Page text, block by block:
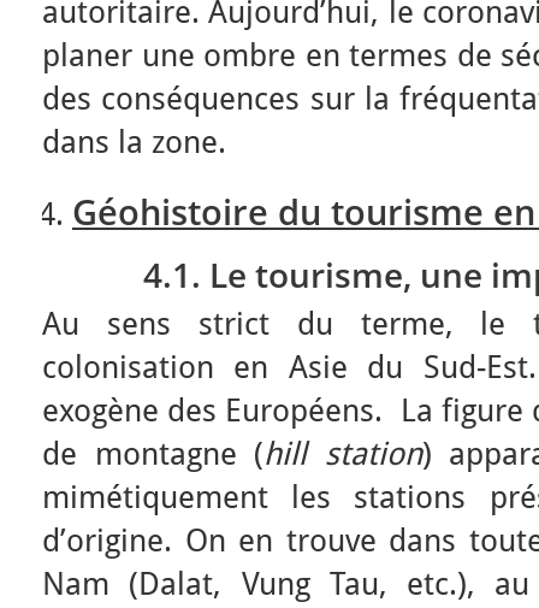
autoritaire. Aujourd’hui, le
planer une ombre en termes de
des conséquences sur la
dans la zone.
Géohistoire du tourisme en
4.1. Le tourisme, une
Au sens strict du terme, le
colonisation en Asie du Sud-
exogène des Européens. La
de montagne (hill station)
mimétiquement les stations
d’origine. On en trouve dans
Nam (Dalat, Vung Tau, etc.),